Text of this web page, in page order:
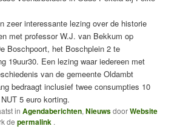
zeer interessante lezing over de historie
met professor W.J. van Bekkum op
Boschpoort, het Boschplein 2 te
19uur30. Een lezing waar iedereen met
van de gemeente Oldambt
bedraagt inclusief twee consumpties 10
5 euro korting.
inAgendaberichten,NieuwsdoorWebsite
depermalink .